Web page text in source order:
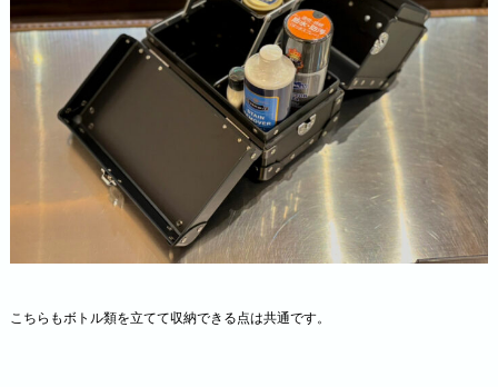
こちらもボトル類を立てて収納できる点は共通です。